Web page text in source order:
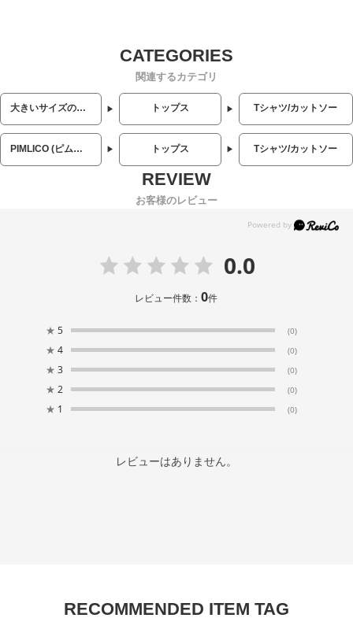
関連するカテゴリ
大きいサイズのメンズ服 トップス Tシャツ/カットソー
PIMLICO (ピムリコ) トップス Tシャツ/カットソー
お客様のレビュー
0.0
レビュー件数：0件
★ 5 (0)
★ 4 (0)
★ 3 (0)
★ 2 (0)
★ 1 (0)
レビューはありません。